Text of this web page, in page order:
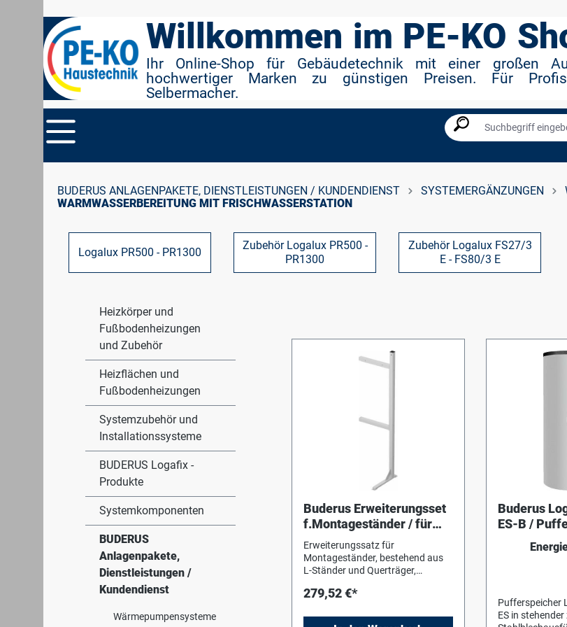
Suche springen
Willkommen im PE-KO
Ihr Online-Shop für Gebäudetechnik mit einer großen
hochwertiger Marken zu günstigen Preisen. Für
Selbermacher.
BUDERUS ANLAGENPAKETE, DIENSTLEISTUNGEN / KUNDENDIENST SYSTEMERGÄNZUNGEN
WARMWASSERBEREITUNG MIT FRISCHWASSERSTATION
Logalux PR500 - PR1300
Zubehör Logalux PR500 -
PR1300
Zubehör Logalux FS27/3
E - FS80/3 E
Heizkörper und
Fußbodenheizungen
und Zubehör
Heizflächen und
Fußbodenheizungen
Systemzubehör und
Installationssysteme
BUDERUS Logafix -
Produkte
Systemkomponenten
BUDERUS
Anlagenpakete,
Dienstleistungen /
Kundendienst
Wärmepumpensysteme
Buderus Erweiterungsset
f.Montageständer / für
FS/3-Kaskaden
Erweiterungssatz für
Montageständer, bestehend aus
L-Ständer und Querträger,
Gewichtsbelastung pro Ständer
279,52 €*
Buderus
ES-B /
silber
Pufferspeicher
ES in